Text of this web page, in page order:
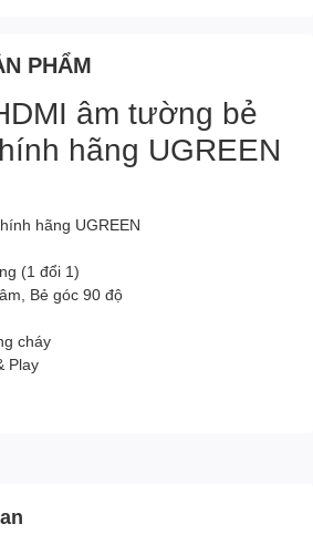
PHẨM
âm tường bẻ
hãng UGREEN
hãng UGREEN
(1 đổi 1)
Bẻ góc 90 độ
cháy
Play